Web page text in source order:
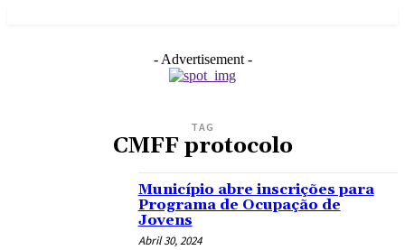
- Advertisement -
TAG
CMFF protocolo
Município abre inscrições para
Programa de Ocupação de
Jovens
Abril 30, 2024